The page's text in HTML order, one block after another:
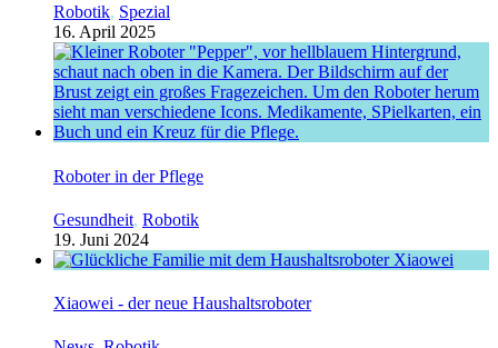
Robotik, Spezial
16. April 2025
Roboter in der Pflege
Gesundheit, Robotik
19. Juni 2024
Xiaowei - der neue Haushaltsroboter